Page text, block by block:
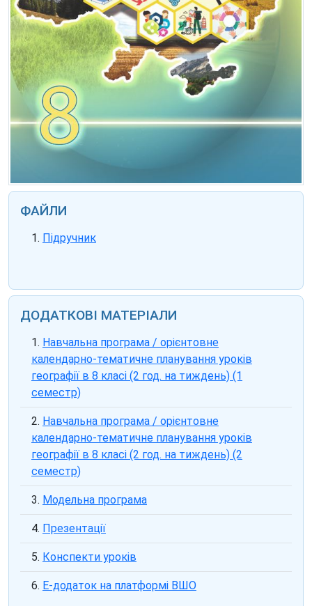
ФАЙЛИ
Підручник
ДОДАТКОВІ МАТЕРІАЛИ
Навчальна програма / орієнтовне
календарно-тематичне планування уроків
географії в 8 класі (2 год. на тиждень) (1
семестр)
Навчальна програма / орієнтовне
календарно-тематичне планування уроків
географії в 8 класі (2 год. на тиждень) (2
семестр)
Модельна програма
Презентації
Конспекти уроків
Е-додаток на платформі ВШО